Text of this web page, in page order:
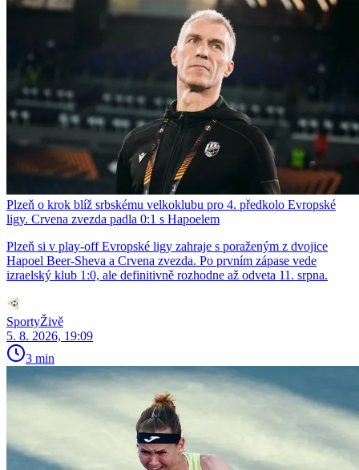
Plzeň o krok blíž srbskému velkoklubu pro 4. předkolo Evropské
ligy. Crvena zvezda padla 0:1 s Hapoelem
Plzeň si v play-off Evropské ligy zahraje s poraženým z dvojice
Hapoel Beer-Sheva a Crvena zvezda. Po prvním zápase vede
izraelský klub 1:0, ale definitivně rozhodne až odveta 11. srpna.
SportyŽivě
5. 8. 2026, 19:09
3 min